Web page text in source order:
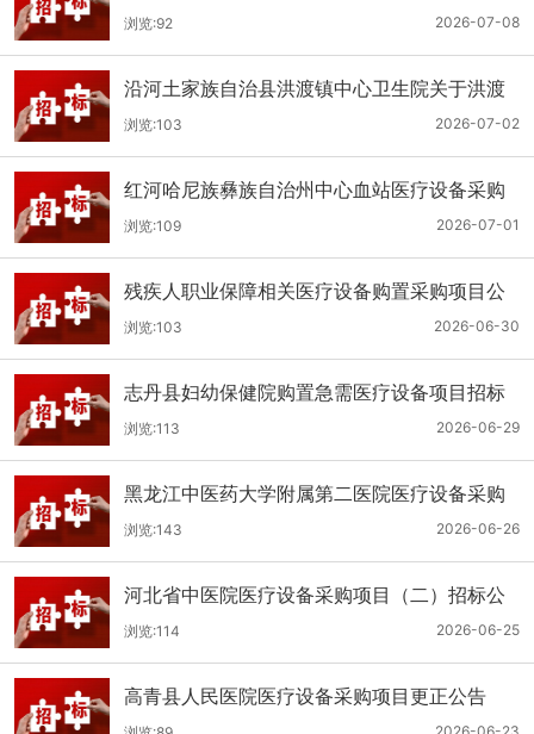
（双盲+远程异地+分散）
2026-07-08
浏览:92
沿河土家族自治县洪渡镇中心卫生院关于洪渡
镇中心卫生院县域医疗次中心医疗设备采购项
目的公开招标公告
2026-07-02
浏览:103
红河哈尼族彝族自治州中心血站医疗设备采购
（二次）公开招标公告
2026-07-01
浏览:109
残疾人职业保障相关医疗设备购置采购项目公
开招标招标公告
2026-06-30
浏览:103
志丹县妇幼保健院购置急需医疗设备项目招标
公告
2026-06-29
浏览:113
黑龙江中医药大学附属第二医院医疗设备采购
(二次)招标公告
2026-06-26
浏览:143
河北省中医院医疗设备采购项目（二）招标公
告
2026-06-25
浏览:114
高青县人民医院医疗设备采购项目更正公告